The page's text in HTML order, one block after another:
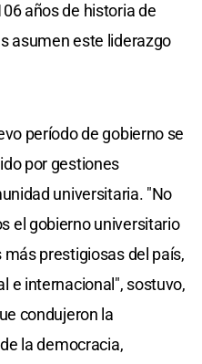
años de historia de
asumen este liderazgo
período de gobierno se
por gestiones
universitaria. "No
el gobierno universitario
prestigiosas del país,
e internacional", sostuvo,
condujeron la
la democracia,